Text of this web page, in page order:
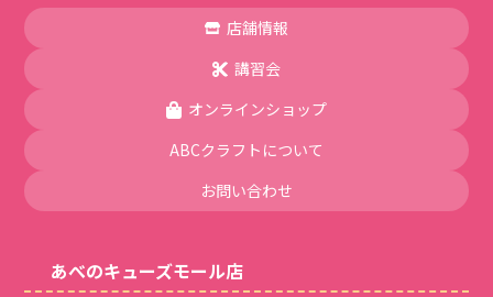
店舗情報
講習会
オンラインショップ
ABCクラフトについて
お問い合わせ
あべのキューズモール店